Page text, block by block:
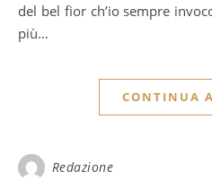
del bel fior ch’io sempre
più…
CONTINUA
Redazione